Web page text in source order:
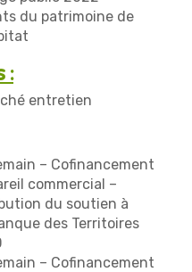
du patrimoine de
:
entretien
– Cofinancement
commercial –
du soutien à
des Territoires
– Cofinancement